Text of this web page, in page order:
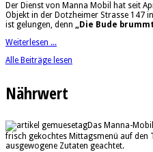
Der Dienst von Manna Mobil hat seit
Objekt in der Dotzheimer Strasse 147
ist gelungen, denn „Die Bude
Weiterlesen ...
Alle Beiträge lesen
Nährwert
Das Manna-
frisch gekochtes Mittagsmenü auf den
ausgewogene Zutaten geachtet.